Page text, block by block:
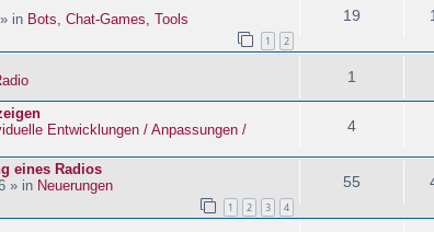
in Bots, Chat-Games, Tools
1 2
19
1
Entwicklungen / Anpassungen /
4
eines Radios
» in Neuerungen
1 2 3 4
55